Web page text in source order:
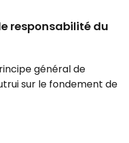
responsabilité du
général de
sur le fondement de